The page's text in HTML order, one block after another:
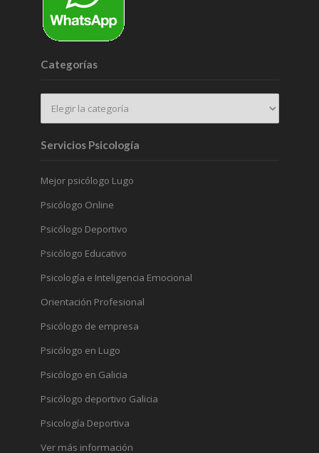
Categorías
Servicios Psicología
Mejor psicólogo Lugo
Psicólogo Online
Psicólogo Deportivo
Psicólogo Educativo
Psicología e Inteligencia Emocional
Orientación Profesional
Psicólogo de empresa
Psicólogo en Lugo
Psicólogo en Galicia
Psicólogo deportivo Galicia
Psicología Deportiva
Ver más información